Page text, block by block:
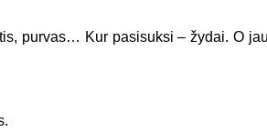
purvas… Kur pasisuksi – žydai. O